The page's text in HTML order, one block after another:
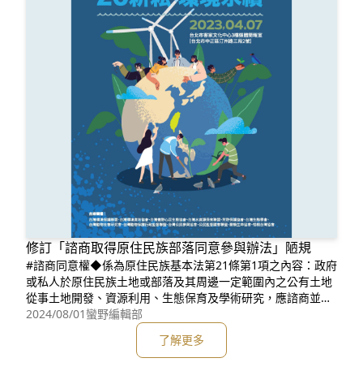
修訂「諮商取得原住⺠族部落同意參與辦法」陋規
#諮商同意權◆係為原住民族基本法第21條第1項之內容：政府
或私人於原住民族土地或部落及其周邊一定範圍內之公有土地
從事土地開發、資源利用、生態保育及學術研究，應諮商並取
得原住民族或部落同意或參與，原住民得分享相關利益。◆主
要目的是肯認原住民族之諮商同意權，保障原住民族對於土地
與自然資源之權益。#台灣蠻野心足生態協會關注並參與修訂#
諮商取得原住民族部落同意參與辦法◆透過2023年全國NGOs
2024/08/01 蠻野編輯部
了解更多